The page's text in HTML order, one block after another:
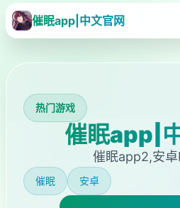
催眠app|中文官网
热门游戏
催眠app|
催眠app2,安
催眠 安卓